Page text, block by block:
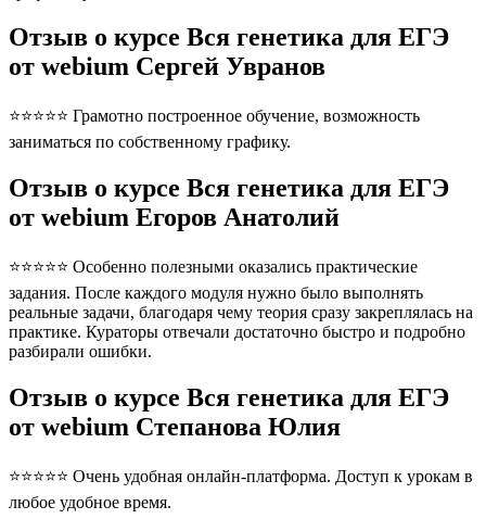
Отзыв о курсе Вся генетика для ЕГЭ
от webium Сергей Увранов
⭐⭐⭐⭐⭐ Грамотно построенное обучение, возможность
заниматься по собственному графику.
Отзыв о курсе Вся генетика для ЕГЭ
от webium Егоров Анатолий
⭐⭐⭐⭐⭐ Особенно полезными оказались практические
задания. После каждого модуля нужно было выполнять
реальные задачи, благодаря чему теория сразу закреплялась на
практике. Кураторы отвечали достаточно быстро и подробно
разбирали ошибки.
Отзыв о курсе Вся генетика для ЕГЭ
от webium Степанова Юлия
⭐⭐⭐⭐⭐ Очень удобная онлайн-платформа. Доступ к урокам в
любое удобное время.